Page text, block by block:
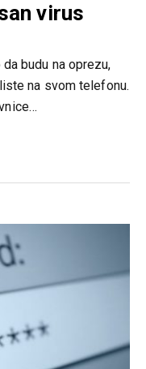
virus
budu na oprezu,
na svom telefonu.